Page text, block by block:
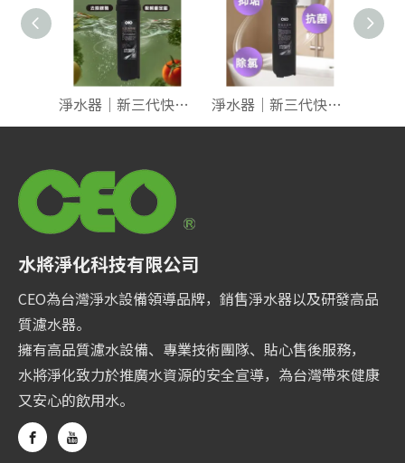
淨水器｜新三代快拆 載銀燒結碳 組合包【洗滌專用】 淨水器｜新三代快拆 抑垢抗菌碳 組合包【水垢剋星】
水將淨化科技有限公司
CEO為台灣淨水設備領導品牌，銷售淨水器以及研發高品
質濾水器。
擁有高品質濾水設備、專業技術團隊、貼心售後服務，
水將淨化致力於推廣水資源的安全宣導，為台灣帶來健康
又安心的飲用水。